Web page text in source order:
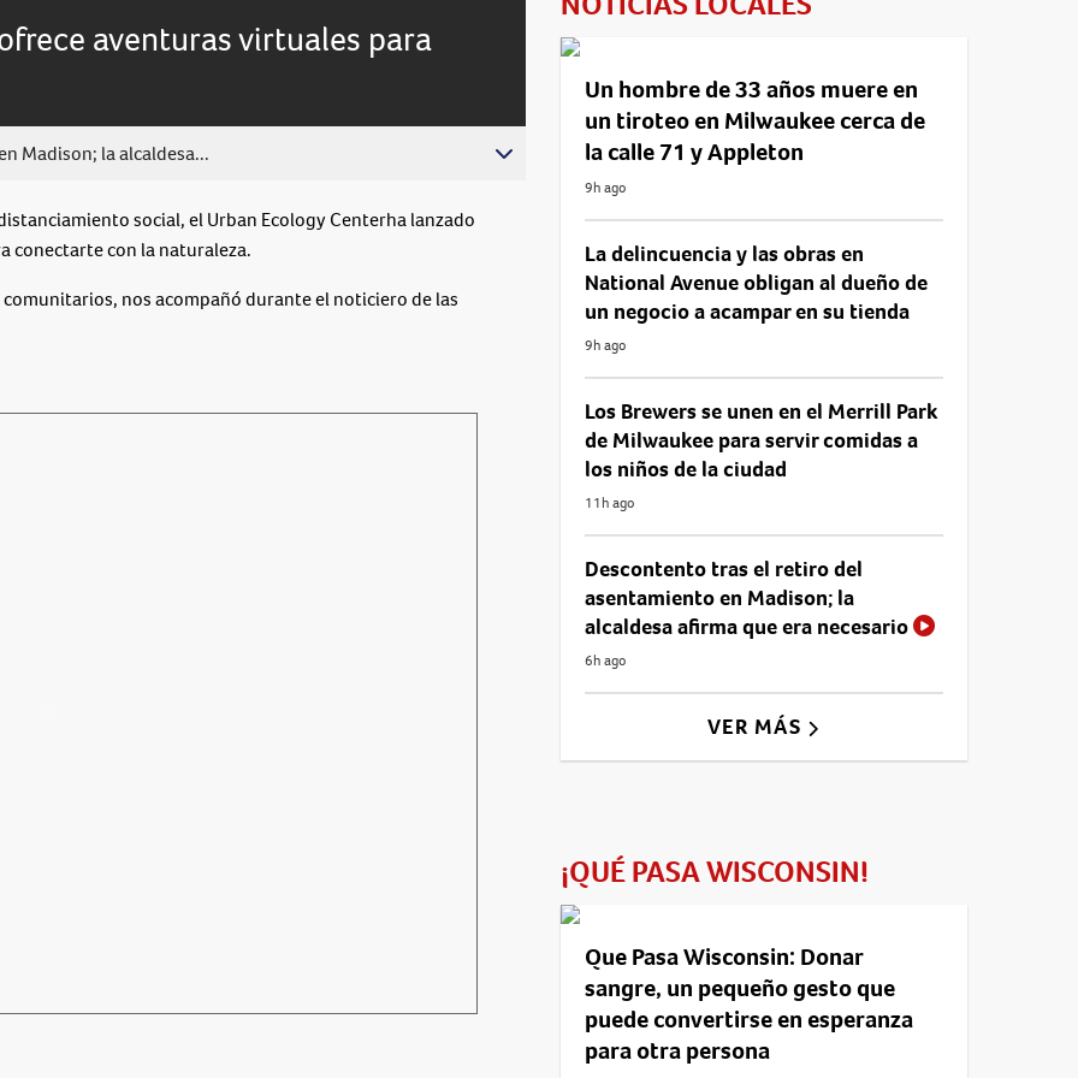
behind
live
aventuras virtuales para
Madison; la alcaldesa...
social, el Urban Ecology Centerha lanzado
conectarte con la naturaleza.
nos acompañó durante el noticiero de las
Un hombre de 33 años muere en
un tiroteo en Milwaukee cerca de
la calle 71 y Appleton
9h ago
La delincuencia y las obras en
National Avenue obligan al dueño de
un negocio a acampar en su tienda
9h ago
Los Brewers se unen en el Merrill Park
de Milwaukee para servir comidas a
los niños de la ciudad
11h ago
Descontento tras el retiro del
asentamiento en Madison; la
alcaldesa afirma que era necesario
6h ago
VER MÁS
¡QUÉ PASA WISCONSIN!
Que Pasa Wisconsin: Donar
sangre, un pequeño gesto que
puede convertirse en esperanza
para otra persona